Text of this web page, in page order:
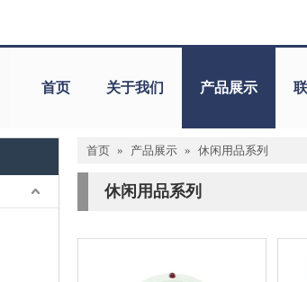
首页 关于我们 产品展示
首页 » 产品展示 » 休闲用品系列
休闲用品系列